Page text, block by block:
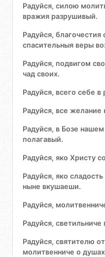
Радуйся, силою
вражия разрушивый.
Радуйся, благочестия
спасительныя веры
Радуйся, подвигом
чад своих.
Радуйся, всего себе
Радуйся, все
Радуйся, в Бозе
полагавый.
Радуйся, яко Христу
Радуйся, яко
ныне вкушаеши.
Радуйся,
Радуйся,
Радуйся, святителю
молитвенниче о